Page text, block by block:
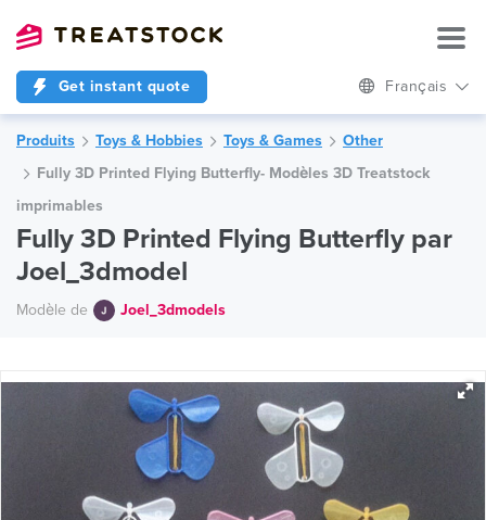
Get instant quote Français
Produits Toys & Hobbies Toys & Games
Other
Fully 3D Printed Flying Butterfly- Modèles 3D Treatstock
imprimables
Fully 3D Printed Flying Butterfly par
Joel_3dmodel
Modèle de Joel_3dmodels